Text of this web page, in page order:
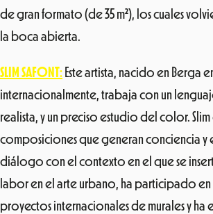
de gran formato (de 35 m²), los cuales
la boca abierta.
SLIM SAFONT: Este artista, nacido en Berga
internacionalmente, trabaja con un
realista, y un preciso estudio del color.
composiciones que generan conciencia y
diálogo con el contexto en el que se
labor en el arte urbano, ha participado en
proyectos internacionales de murales y ha